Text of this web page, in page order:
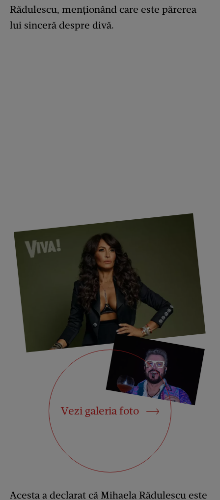
Rădulescu, menționând care este părerea
lui sinceră despre divă.
Vezi galeria foto
Acesta a declarat că Mihaela Rădulescu este